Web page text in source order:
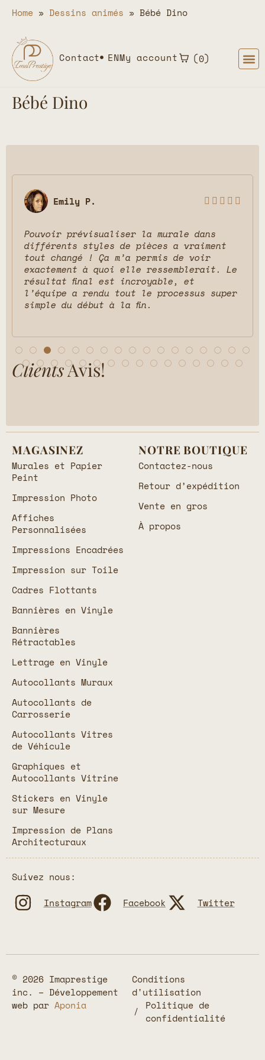
Home » Dessins animés » Bébé Dino
Contact ENMy account 0
Bébé Dino
Emily P.     
Pouvoir prévisualiser la murale dans
différents styles de pièces a vraiment
tout changé ! Ça m’a permis de voir
exactement à quoi elle ressemblerait. Le
résultat final est incroyable, et
l’équipe a rendu tout le processus super
simple du début à la fin.
ClientsAvis!
MAGASINEZ
Murales et Papier
Peint
Impression Photo
Affiches
Personnalisées
Impressions Encadrées
Impression sur Toile
Cadres Flottants
Bannières en Vinyle
Bannières
Rétractables
Lettrage en Vinyle
Autocollants Muraux
Autocollants de
Carrosserie
Autocollants Vitres
de Véhicule
Graphiques et
Autocollants Vitrine
Stickers en Vinyle
sur Mesure
Impression de Plans
Architecturaux
NOTRE BOUTIQUE
Contactez-nous
Retour d’expédition
Vente en gros
À propos
Suivez nous:
Instagram
Facebook Twitter
© 2026 Imaprestige
inc. – Développement
web par Aponia
Conditions
d'utilisation
Politique de
confidentialité